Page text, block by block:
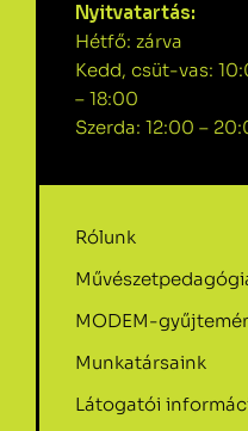
Nyitvatartás:
Hétfő: zárva
Kedd, csüt-vas:
– 18:00
Szerda: 12:00 –
Rólunk
MODEM-
Munkatársaink
Látogatói